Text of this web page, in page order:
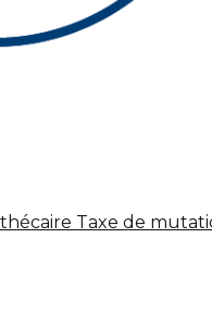
Taxe de